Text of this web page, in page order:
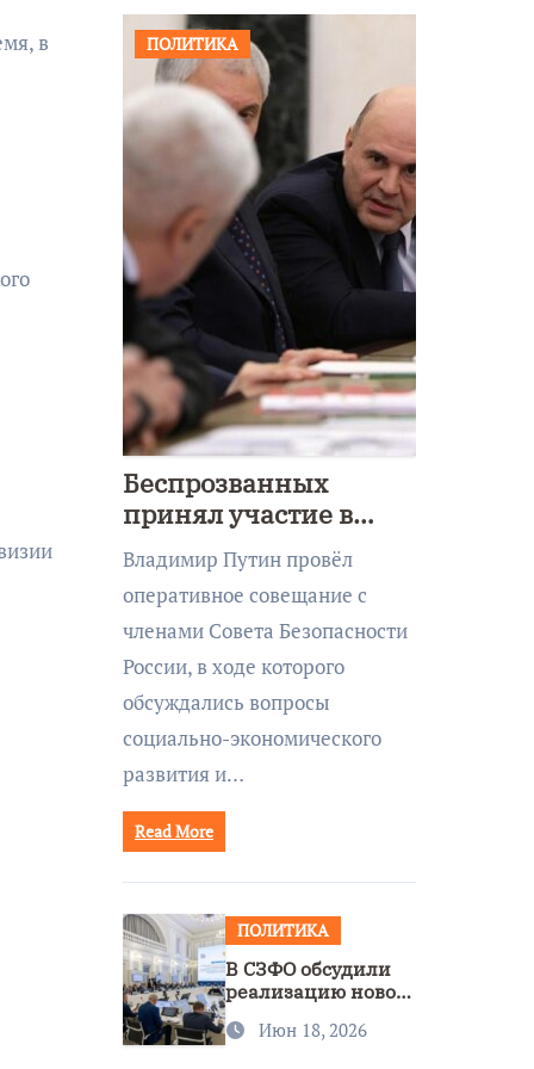
в
ПОЛИТИКА
Беспрозванных
принял участие в
совещании Совбеза
под руководством
Путина
Владимир Путин провёл
оперативное совещание с
членами Совета Безопасности
России, в ходе которого
обсуждались вопросы
социально-экономического
развития и…
Read More
ПОЛИТИКА
В СЗФО обсудили
реализацию новой
нацполитики
Июн 18, 2026